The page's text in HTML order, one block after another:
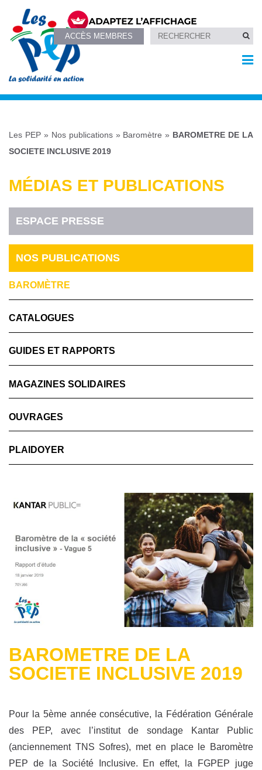
ACCÈS MEMBRES
Les PEP» Nos publications» Baromètre » BAROMETRE DE LA
SOCIETE INCLUSIVE 2019
MÉDIAS ET PUBLICATIONS
ESPACE PRESSE
NOS PUBLICATIONS
BAROMÈTRE
CATALOGUES
GUIDES ET RAPPORTS
MAGAZINES SOLIDAIRES
OUVRAGES
PLAIDOYER
BAROMETRE DE LA
SOCIETE INCLUSIVE 2019
Pour la 5ème année consécutive, la Fédération Générale
des PEP, avec l’institut de sondage Kantar Public
(anciennement TNS Sofres), met en place le Baromètre
PEP de la Société Inclusive. En effet, la FGPEP juge